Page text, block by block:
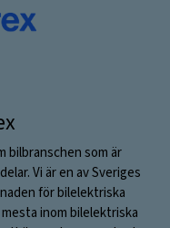
bilbranschen som är
Vi är en av Sveriges
för bilelektriska
inom bilelektriska